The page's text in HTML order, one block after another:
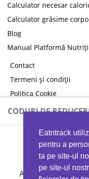
Eatntrack
pentru a
ta pe site-ul
pe site-ul
Calculator necesar
Calculator grăsime
Blog
Manual Platformă
Contact
Termeni și condiții
Politica Cookie
Politica de
CODURI DE
Ai 40%reducere la